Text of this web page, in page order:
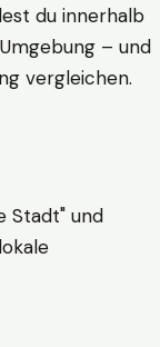
du innerhalb
– und
vergleichen.
Stadt" und